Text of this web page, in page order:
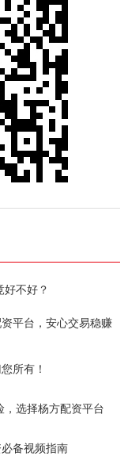
不好？
平台，安心交易稳赚
您所有！
选择杨方配资平台
备视频指南